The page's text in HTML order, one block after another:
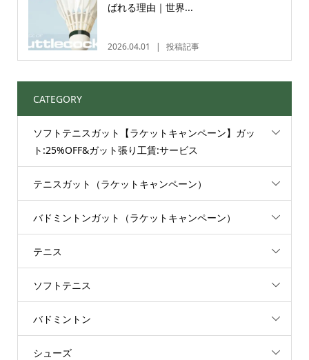
ばれる理由｜世界...
2026.04.01 投稿記事
CATEGORY
ソフトテニスガット【ラケットキャンペーン】ガッ
ト:25%OFF&ガット張り工賃:サービス
テニスガット（ラケットキャンペーン）
バドミントンガット（ラケットキャンペーン）
テニス
ソフトテニス
バドミントン
シューズ